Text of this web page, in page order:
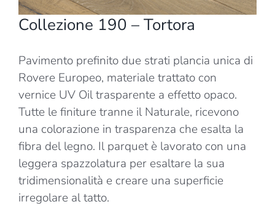
Collezione 190 – Tortora
Pavimento prefinito due strati plancia unica di
Rovere Europeo, materiale trattato con
vernice UV Oil trasparente a effetto opaco.
Tutte le finiture tranne il Naturale, ricevono
una colorazione in trasparenza che esalta la
fibra del legno. Il parquet è lavorato con una
leggera spazzolatura per esaltare la sua
tridimensionalità e creare una superficie
irregolare al tatto.